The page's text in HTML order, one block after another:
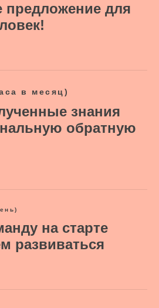
предложение для
в месяц)
знания
обратную
на старте
развиваться